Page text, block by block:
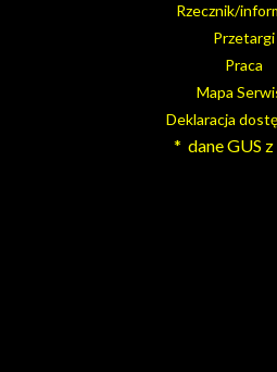
Rzecznik/
Przetargi
Praca
Mapa
Deklaracja
* dane GUS z